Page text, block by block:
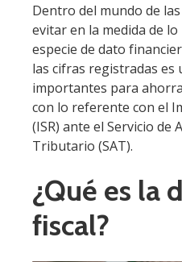
Dentro del mundo de
evitar en la medida de
especie de dato
las cifras registradas es
importantes para
con lo referente con el
(ISR) ante el Servicio de
Tributario (SAT).
¿Qué es la
fiscal?